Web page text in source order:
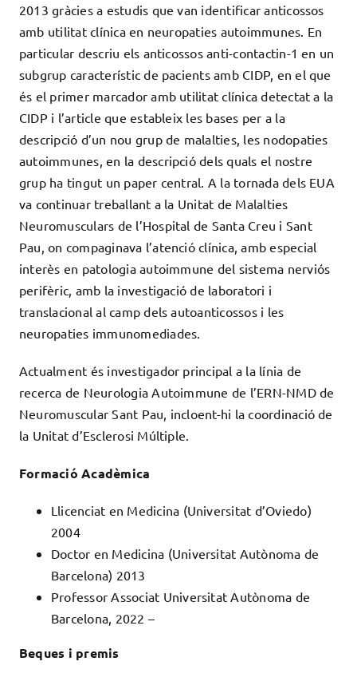
2013 gràcies a estudis que van identificar anticossos
amb utilitat clínica en neuropaties autoimmunes. En
particular descriu els anticossos anti-contactin-1 en un
subgrup característic de pacients amb CIDP, en el que
és el primer marcador amb utilitat clínica detectat a la
CIDP i l’article que estableix les bases per a la
descripció d’un nou grup de malalties, les nodopaties
autoimmunes, en la descripció dels quals el nostre
grup ha tingut un paper central. A la tornada dels EUA
va continuar treballant a la Unitat de Malalties
Neuromusculars de l’Hospital de Santa Creu i Sant
Pau, on compaginava l’atenció clínica, amb especial
interès en patologia autoimmune del sistema nerviós
perifèric, amb la investigació de laboratori i
translacional al camp dels autoanticossos i les
neuropaties immunomediades.
Actualment és investigador principal a la línia de
recerca de Neurologia Autoimmune de l’ERN-NMD de
Neuromuscular Sant Pau, incloent-hi la coordinació de
la Unitat d’Esclerosi Múltiple.
Formació Acadèmica
Llicenciat en Medicina (Universitat d’Oviedo)
2004
Doctor en Medicina (Universitat Autònoma de
Barcelona) 2013
Professor Associat Universitat Autònoma de
Barcelona, ​​2022 –
Beques i premis